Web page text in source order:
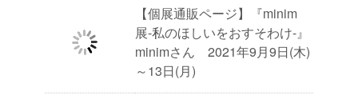
【個展通販ページ】『minim
展-私のほしいをおすそわけ-』
minimさん 2021年9月9日(木)
～13日(月)